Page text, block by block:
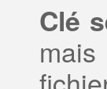
Clé